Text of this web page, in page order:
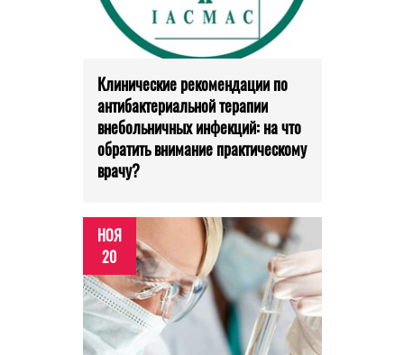
Клинические рекомендации по
антибактериальной терапии
внебольничных инфекций: на что
обратить внимание практическому
врачу?
НОЯ
20